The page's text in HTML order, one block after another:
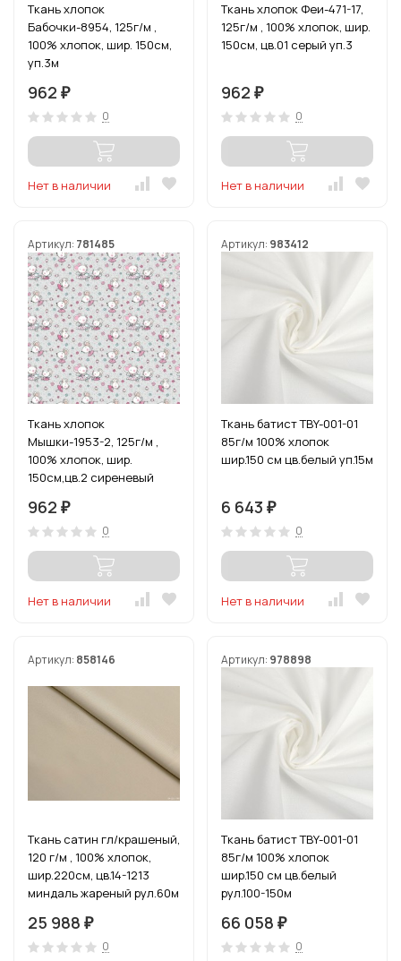
Ткань хлопок
Бабочки-8954, 125г/м ,
100% хлопок, шир. 150см,
уп.3м
962 ₽
0
Нет в наличии
Ткань хлопок Феи-471-17,
125г/м , 100% хлопок, шир.
150см, цв.01 серый уп.3
962 ₽
0
Нет в наличии
Артикул: 781485
Ткань хлопок
Мышки-1953-2, 125г/м ,
100% хлопок, шир.
150см,цв.2 сиреневый
962 ₽
0
Нет в наличии
Артикул: 983412
Ткань батист TBY-001-01
85г/м 100% хлопок
шир.150 см цв.белый уп.15м
6 643 ₽
0
Нет в наличии
Артикул: 858146
Ткань сатин гл/крашеный,
120 г/м , 100% хлопок,
шир.220см, цв.14-1213
миндаль жареный рул.60м
25 988 ₽
0
Артикул: 978898
Ткань батист TBY-001-01
85г/м 100% хлопок
шир.150 см цв.белый
рул.100-150м
66 058 ₽
0